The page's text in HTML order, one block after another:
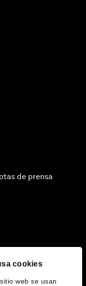
cookies
web se usan
de prensa